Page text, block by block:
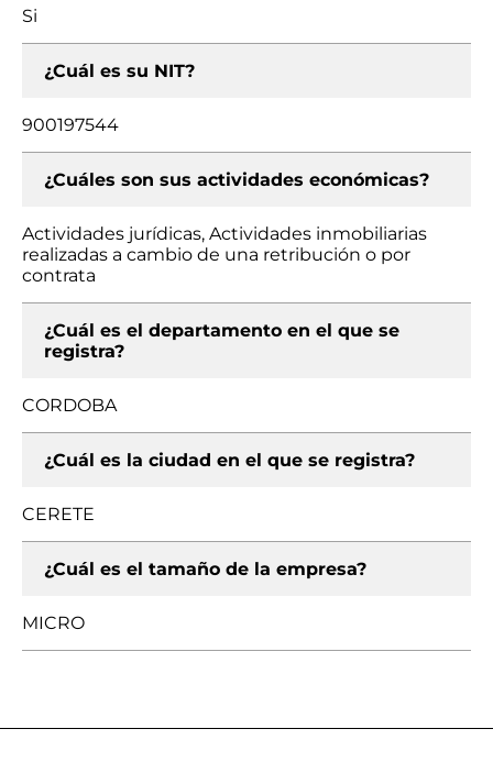
Si
¿Cuál es su NIT?
900197544
¿Cuáles son sus actividades económicas?
Actividades jurídicas, Actividades inmobiliarias
realizadas a cambio de una retribución o por
contrata
¿Cuál es el departamento en el que se
registra?
CORDOBA
¿Cuál es la ciudad en el que se registra?
CERETE
¿Cuál es el tamaño de la empresa?
MICRO